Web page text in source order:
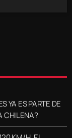
YA ES PARTE DE
CHILENA?